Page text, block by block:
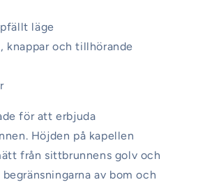
läge
knappar och tillhörande
för att erbjuda
Höjden på kapellen
från sittbrunnens golv och
av bom och